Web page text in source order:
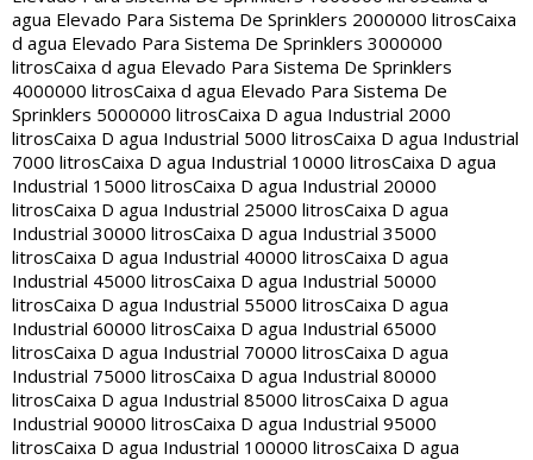
agua Elevado Para Sistema De Sprinklers 2000000 litrosCaixa
d agua Elevado Para Sistema De Sprinklers 3000000
litrosCaixa d agua Elevado Para Sistema De Sprinklers
4000000 litrosCaixa d agua Elevado Para Sistema De
Sprinklers 5000000 litrosCaixa D agua Industrial 2000
litrosCaixa D agua Industrial 5000 litrosCaixa D agua Industrial
7000 litrosCaixa D agua Industrial 10000 litrosCaixa D agua
Industrial 15000 litrosCaixa D agua Industrial 20000
litrosCaixa D agua Industrial 25000 litrosCaixa D agua
Industrial 30000 litrosCaixa D agua Industrial 35000
litrosCaixa D agua Industrial 40000 litrosCaixa D agua
Industrial 45000 litrosCaixa D agua Industrial 50000
litrosCaixa D agua Industrial 55000 litrosCaixa D agua
Industrial 60000 litrosCaixa D agua Industrial 65000
litrosCaixa D agua Industrial 70000 litrosCaixa D agua
Industrial 75000 litrosCaixa D agua Industrial 80000
litrosCaixa D agua Industrial 85000 litrosCaixa D agua
Industrial 90000 litrosCaixa D agua Industrial 95000
litrosCaixa D agua Industrial 100000 litrosCaixa D agua